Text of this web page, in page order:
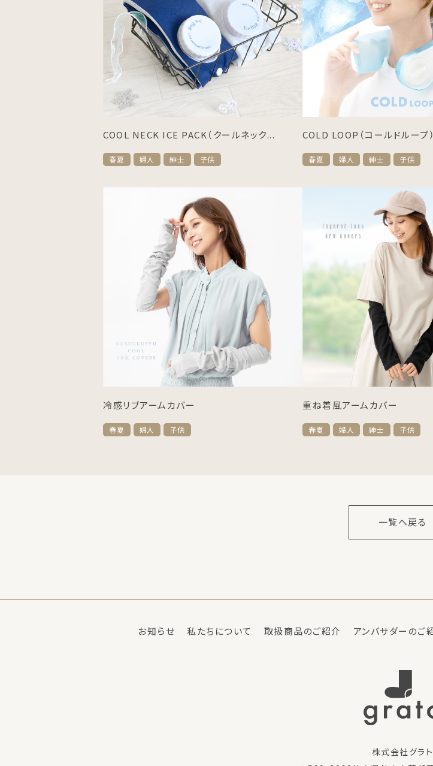
COOL NECK ICE PACK（クールネック...
春夏 婦人 紳士 子供
COLD LOOP（コールドループ）
春夏 婦人 紳士 子供
冷感リブアームカバー
春夏 婦人 子供
重ね着風アームカバー
春夏 婦人 紳士 子供
一覧へ戻る
お知らせ 私たちについて 取扱商品のご紹介 アンバサダーのご
株式会社グラト